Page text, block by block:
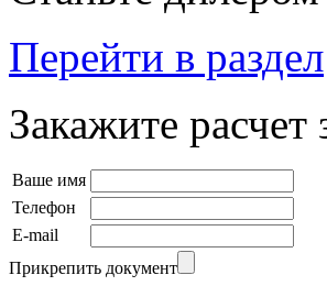
Перейти в раздел
Закажите расчет
Ваше имя
Телефон
E-mail
Прикрепить документ